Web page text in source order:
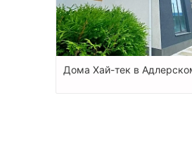
Дома Хай-тек в